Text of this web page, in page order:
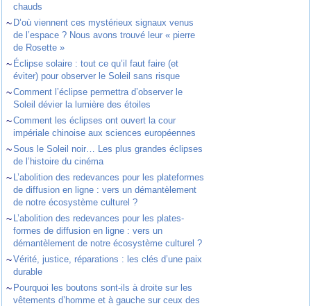
chauds
~ D’où viennent ces mystérieux signaux venus
de l’espace ? Nous avons trouvé leur « pierre
de Rosette »
~ Éclipse solaire : tout ce qu’il faut faire (et
éviter) pour observer le Soleil sans risque
~Comment l’éclipse permettra d’observer le
Soleil dévier la lumière des étoiles
~Comment les éclipses ont ouvert la cour
impériale chinoise aux sciences européennes
~Sous le Soleil noir… Les plus grandes éclipses
de l’histoire du cinéma
~ L’abolition des redevances pour les plateformes
de diffusion en ligne : vers un démantèlement
de notre écosystème culturel ?
~ L’abolition des redevances pour les plates-
formes de diffusion en ligne : vers un
démantèlement de notre écosystème culturel ?
~Vérité, justice, réparations : les clés d’une paix
durable
~ Pourquoi les boutons sont-ils à droite sur les
vêtements d’homme et à gauche sur ceux des